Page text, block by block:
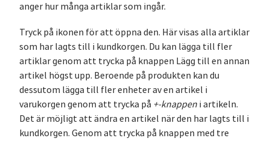
anger hur många artiklar som ingår.
Tryck på ikonen för att öppna den. Här visas alla artiklar
som har lagts till i kundkorgen. Du kan lägga till fler
artiklar genom att trycka på knappen Lägg till en annan
artikel högst upp. Beroende på produkten kan du
dessutom lägga till fler enheter av en artikel i
varukorgen genom att trycka på +-knappen i artikeln.
Det är möjligt att ändra en artikel när den har lagts till i
kundkorgen. Genom att trycka på knappen med tre